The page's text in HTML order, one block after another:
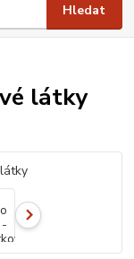
Hledat
látky